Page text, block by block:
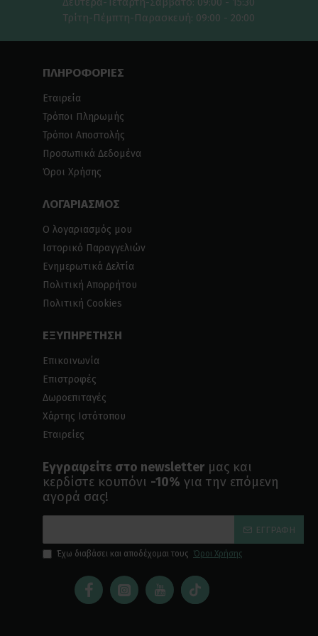
Τρίτη-Πέμπτη-Παρασκευή: 09:00 - 20:00
ΠΛΗΡΟΦΟΡΙΕΣ
Εταιρεία
Τρόποι Πληρωμής
Τρόποι Αποστολής
Προσωπικά Δεδομένα
Όροι Χρήσης
ΛΟΓΑΡΙΑΣΜΟΣ
Ο λογαριασμός μου
Ιστορικό Παραγγελιών
Ενημερωτικά Δελτία
Πολιτική Απορρήτου
Πολιτική Cookies
ΕΞΥΠΗΡΕΤΗΣΗ
Επικοινωνία
Επιστροφές
Δωροεπιταγές
Χάρτης Ιστότοπου
Εταιρείες
Εγγραφείτε στο newsletter μας και
κερδίστε κουπόνι -10% για την επόμενη
αγορά σας!
ΕΓΓΡΑΦΉ
Έχω διαβάσει και αποδέχομαι τους Όροι Χρήσης